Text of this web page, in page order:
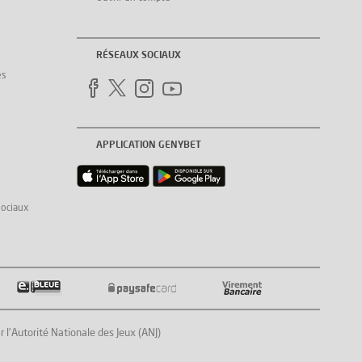
RÉSEAUX SOCIAUX
APPLICATION GENYBET
Nationale des Jeux (ANJ)